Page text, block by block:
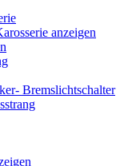
anzeigen
Bremslichtschalter